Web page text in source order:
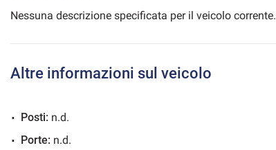
Nessuna descrizione specificata per il veicolo corrente.
Altre informazioni sul veicolo
Posti: n.d.
Porte: n.d.
Cookie necessari
Cookie delle preferenze